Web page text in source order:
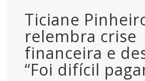
Ticiane
relembra crise
financeira e
“Foi difícil